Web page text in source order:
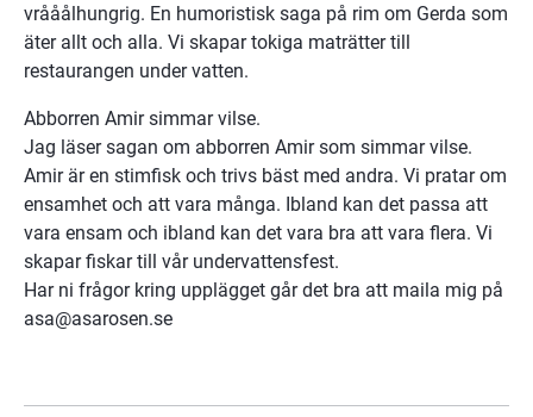
vrååålhungrig. En humoristisk saga på rim om Gerda som
äter allt och alla. Vi skapar tokiga maträtter till
restaurangen under vatten.
Abborren Amir simmar vilse.
Jag läser sagan om abborren Amir som simmar vilse.
Amir är en stimfisk och trivs bäst med andra. Vi pratar om
ensamhet och att vara många. Ibland kan det passa att
vara ensam och ibland kan det vara bra att vara flera. Vi
skapar fiskar till vår undervattensfest.
Har ni frågor kring upplägget går det bra att maila mig på
asa@asarosen.se